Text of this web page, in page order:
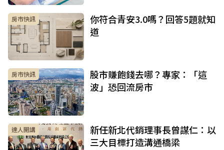
房市快訊
你符合青安3.0嗎？回答5題就知
道
房市快訊
股市賺飽錢去哪？專家：「這
波」恐回流房市
達人開講
新任新北代銷理事長曾謀仁：以
三大目標打造溝通橋梁